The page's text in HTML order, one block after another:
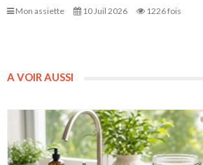
Mon assiette 10 Juil 2026 1226 fois
A VOIR AUSSI